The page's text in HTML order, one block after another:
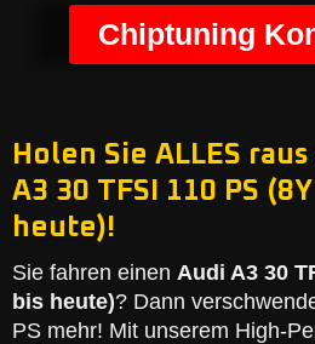
Chiptuning
Holen Sie ALLES
A3 30 TFSI 110 PS
heute)!
Sie fahren einen Audi A3 30
bis heute)? Dann
PS mehr! Mit unserem High-